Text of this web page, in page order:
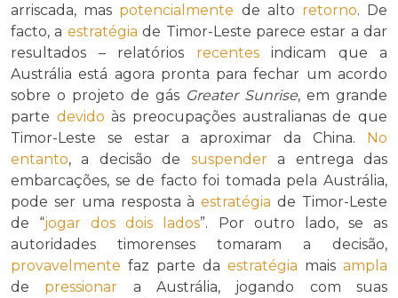
arriscada, mas potencialmente de alto retorno. De
facto, a estratégia de Timor-Leste parece estar a dar
resultados – relatórios recentesindicam que a
Austrália está agora pronta para fechar um acordo
sobre o projeto de gás Greater Sunrise, em grande
parte devido às preocupações australianas de que
Timor-Leste se estar a aproximar da China. No
entanto, a decisão de suspendera entrega das
embarcações, se de facto foi tomada pela Austrália,
pode ser uma resposta àestratégia de Timor-Leste
de “jogar dos dois lados”. Por outro lado, se as
autoridades timorenses tomaram a decisão,
provavelmente faz parte da estratégia mais ampla
de pressionar a Austrália, jogando com suas